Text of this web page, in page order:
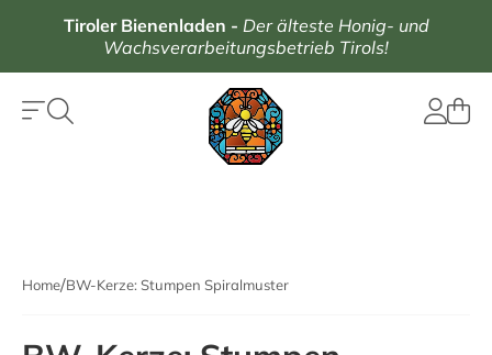
Tiroler Bienenladen - Der älteste Honig- und
Wachsverarbeitungsbetrieb Tirols!
Home BW-Kerze: Stumpen Spiralmuster